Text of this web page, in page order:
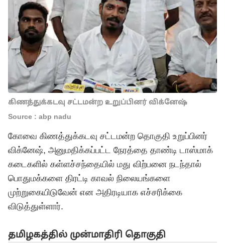
கிணத்துக்கடவு சட்டமன்ற உறுப்பினர் விக்னேஷ்
Source : abp nadu
கோவை கிணத்துக்கடவு சட்டமன்ற தொகுதி உறுப்பினர்
விக்னேஷ், அனுமதிக்கப்பட்ட நேரத்தை தாண்டி டாஸ்மாக்
கடைகளில் கள்ளச்சந்தையில் மது விற்பனை நடந்தால்
பொதுமக்களை திரட்டி காவல் நிலையங்களை
முற்றுகையிடுவேன் என அதிரடியாக எச்சரிக்கை
விடுத்துள்ளார்.
தமிழகத்தில் முன்மாதிரி தொகுதி